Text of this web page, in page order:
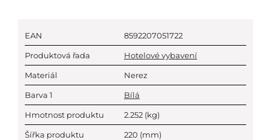
EAN 8592207051722
Produktová řada Hotelové vybavení
Materiál Nerez
Barva 1 Bílá
Hmotnost produktu 2.252 (kg)
Šířka produktu 220 (mm)